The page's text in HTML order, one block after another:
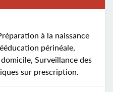
à la naissance
périnéale,
Surveillance des
sur prescription.